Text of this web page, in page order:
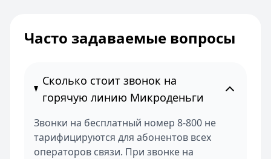
Часто задаваемые вопросы
Сколько стоит звонок на
горячую линию Микроденьги
Звонки на бесплатный номер 8-800 не
тарифицируются для абонентов всех
операторов связи. При звонке на